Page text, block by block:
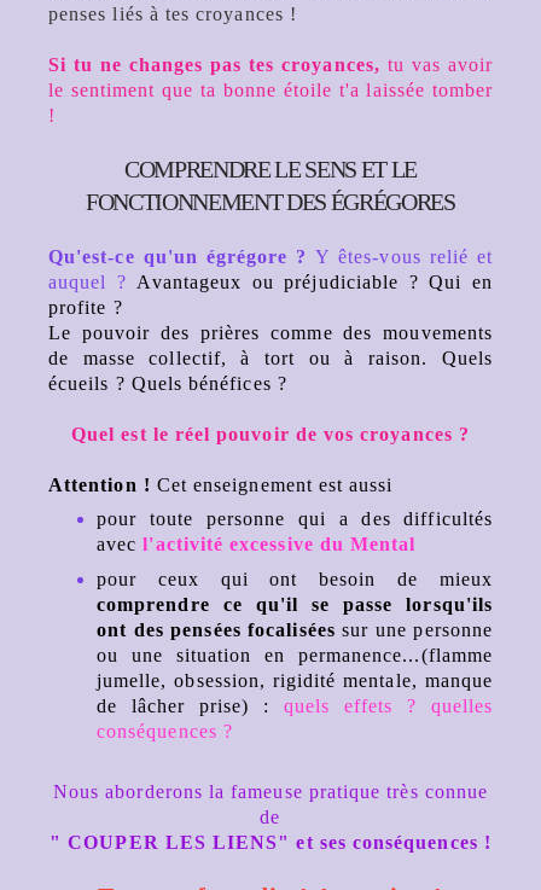
penses liés à tes croyances !
Si tu ne changes pas tes croyances, tu vas avoir
le sentiment que ta bonne étoile t'a laissée tomber
!
COMPRENDRE LE SENS ET LE
FONCTIONNEMENT DES ÉGRÉGORES
Qu'est-ce qu'un égrégore ? Y êtes-vous relié et
auquel ? Avantageux ou préjudiciable ? Qui en
profite ?
Le pouvoir des prières comme des mouvements
de masse collectif, à tort ou à raison. Quels
écueils ? Quels bénéfices ?
Quel est le réel pouvoir de vos croyances ?
Attention ! Cet enseignement est aussi
pour toute personne qui a des difficultés
avec l'activité excessive du Mental
pour ceux qui ont besoin de mieux
comprendre ce qu'il se passe lorsqu'ils
ont des pensées focalisées sur une personne
ou une situation en permanence...(flamme
jumelle, obsession, rigidité mentale, manque
de lâcher prise) :
quels effets ? quelles
conséquences ?
Nous aborderons la fameuse pratique très connue
de
" COUPER LES LIENS" et ses conséquences !